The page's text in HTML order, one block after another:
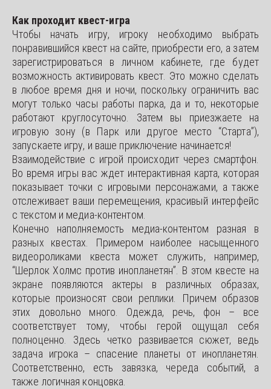
Как проходит квест-игра
Чтобы начать игру, игроку необходимо выбрать
понравившийся квест на сайте, приобрести его, а затем
зарегистрироваться в личном кабинете, где будет
возможность активировать квест. Это можно сделать
в любое время дня и ночи, поскольку ограничить вас
могут только часы работы парка, да и то, некоторые
работают круглосуточно. Затем вы приезжаете на
игровую зону (в Парк или другое место “Старта”),
запускаете игру, и ваше приключение начинается!
Взаимодействие с игрой происходит через смартфон.
Во время игры вас ждет интерактивная карта, которая
показывает точки с игровыми персонажами, а также
отслеживает ваши перемещения, красивый интерфейс
с текстом и медиа-контентом.
Конечно наполняемость медиа-контентом разная в
разных квестах. Примером наиболее насыщенного
видеороликами квеста может служить, например,
“Шерлок Холмс против инопланетян”. В этом квесте на
экране появляются актеры в различных образах,
которые произносят свои реплики. Причем образов
этих довольно много. Одежда, речь, фон – все
соответствует тому, чтобы герой ощущал себя
полноценно. Здесь четко развивается сюжет, ведь
задача игрока – спасение планеты от инопланетян.
Соответственно, есть завязка, череда событий, а
также логичная концовка.